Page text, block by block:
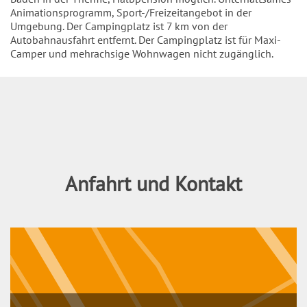
Animationsprogramm, Sport-/Freizeitangebot in der
Umgebung. Der Campingplatz ist 7 km von der
Autobahnausfahrt entfernt. Der Campingplatz ist für Maxi-
Camper und mehrachsige Wohnwagen nicht zugänglich.
Anfahrt und Kontakt